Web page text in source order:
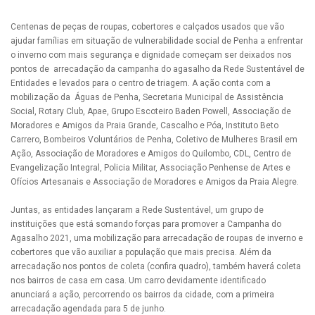
Centenas de peças de roupas, cobertores e calçados usados que vão
ajudar famílias em situação de vulnerabilidade social de Penha a enfrentar
o inverno com mais segurança e dignidade começam ser deixados nos
pontos de arrecadação da campanha do agasalho da Rede Sustentável de
Entidades e levados para o centro de triagem. A ação conta com a
mobilização da Águas de Penha, Secretaria Municipal de Assistência
Social, Rotary Club, Apae, Grupo Escoteiro Baden Powell, Associação de
Moradores e Amigos da Praia Grande, Cascalho e Póa, Instituto Beto
Carrero, Bombeiros Voluntários de Penha, Coletivo de Mulheres Brasil em
Ação, Associação de Moradores e Amigos do Quilombo, CDL, Centro de
Evangelização Integral, Policia Militar, Associação Penhense de Artes e
Ofícios Artesanais e Associação de Moradores e Amigos da Praia Alegre.
Juntas, as entidades lançaram a Rede Sustentável, um grupo de
instituições que está somando forças para promover a Campanha do
Agasalho 2021, uma mobilização para arrecadação de roupas de inverno e
cobertores que vão auxiliar a população que mais precisa. Além da
arrecadação nos pontos de coleta (confira quadro), também haverá coleta
nos bairros de casa em casa. Um carro devidamente identificado
anunciará a ação, percorrendo os bairros da cidade, com a primeira
arrecadação agendada para 5 de junho.